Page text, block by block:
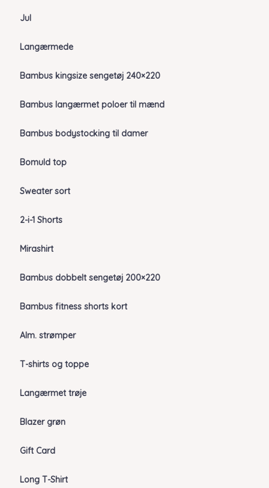
Jul
Langærmede
Bambus kingsize sengetøj 240×220
Bambus langærmet poloer til mænd
Bambus bodystocking til damer
Bomuld top
Sweater sort
2-i-1 Shorts
Mirashirt
Bambus dobbelt sengetøj 200×220
Bambus fitness shorts kort
Alm. strømper
T-shirts og toppe
Langærmet trøje
Blazer grøn
Gift Card
Long T-Shirt